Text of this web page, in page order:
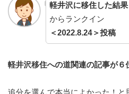
軽井沢に移住した結果
からランクイン
＜2022.8.24＞投稿
軽井沢移住への道関連の記事が６